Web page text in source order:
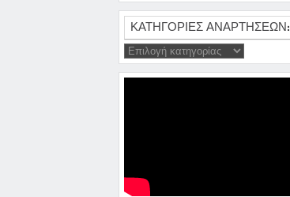
ΚΑΤΗΓΟΡΙΕΣ ΑΝΑΡΤΗΣΕΩΝ: